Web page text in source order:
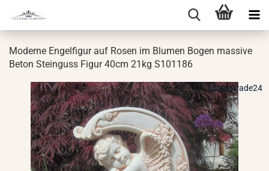
Mo­der­ne En­gel­fi­gur auf Rosen im Blu­men Bogen mas­si­ve
Beton Stein­guss Figur 40cm 21kg S101186
Balustrade24